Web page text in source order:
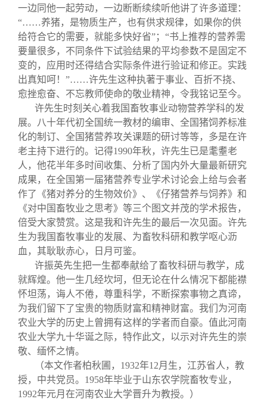
一边同他一起劳动，一边断断续续听他讲了许多道理：
“……养猪，是物质生产，也有供求规律，如果你的供
给符合它的需要，就能多快好省”；“书上推荐的营养需
要量很多，不同条件下试验结果的平均参数不是固定不
变的，应用时还得结合实际条件进行验证和修正。实践
出真知呵！”……许先生这种执著于事业、百折不挠、
愈挫愈奋、不忘教师使命的敬业精神，令我铭记至今。
许先生时刻关心着我国畜牧事业动物营养学科的发
展。八十年代初全国统一教材的编审、全国猪饲养标准
化的制订、全国猪营养攻关课题的研讨等等，多是在许
老主持下进行的。记得1990年秋，许先生已是耄耋老
人，他花半年多时间收集、分析了国内外大量最新研究
成果，在全国第一届猪营养专业学术讨论会上给与会者
作了《猪对养分的生物效价》、《仔猪营养与饲养》和
《对中国畜牧业之思考》等三个图文并茂的学术报告，
倍受大家赞赏。这是我和许先生的最后一次见面。许先
生为我国畜牧事业的发展、为畜牧科研和教学呕心沥
血，其耿耿赤心，日月可鉴。
许振英先生把一生都奉献给了畜牧科研与教学，成
就辉煌。他一生几经坎坷，但无论在什么情况下都能襟
怀坦荡，诲人不倦，尊重科学，不断探索事物之真谛，
为我们留下了宝贵的物质财富和精神财富。我们为河南
农业大学的历史上曾拥有这样的学者而自豪。值此河南
农业大学九十华诞之际，特作此文，以示对许先生的崇
敬、缅怀之情。
（本文作者柏秋圃， 1932年12月生，江苏省人，教
授，中共党员。 1958年毕业于山东农学院畜牧专业，
1992年元月在河南农业大学晋升为教授。）